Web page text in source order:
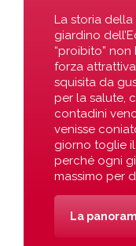
La storia della
giardino
“proibito”
forza
squisita da
per la salute,
contadini
venisse
giorno toglie
perché ogni
massimo per
La